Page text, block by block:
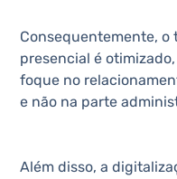
Consequentemente,
presencial é
foque no
e não na parte
Além disso, a